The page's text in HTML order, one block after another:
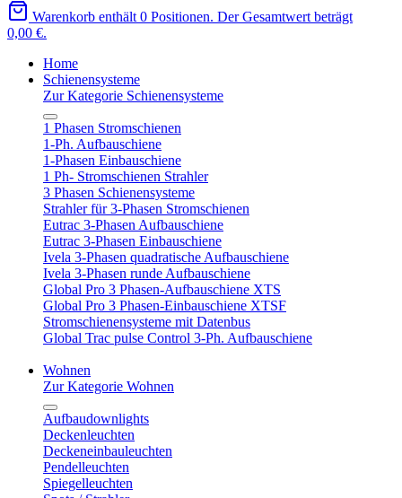
Warenkorb enthält 0 Positionen. Der Gesamtwert beträgt
0,00 €.
Home
Schienensysteme
Zur Kategorie Schienensysteme
1 Phasen Stromschienen
1-Ph. Aufbauschiene
1-Phasen Einbauschiene
1 Ph- Stromschienen Strahler
3 Phasen Schienensysteme
Strahler für 3-Phasen Stromschienen
Eutrac 3-Phasen Aufbauschiene
Eutrac 3-Phasen Einbauschiene
Ivela 3-Phasen quadratische Aufbauschiene
Ivela 3-Phasen runde Aufbauschiene
Global Pro 3 Phasen-Aufbauschiene XTS
Global Pro 3 Phasen-Einbauschiene XTSF
Stromschienensysteme mit Datenbus
Global Trac pulse Control 3-Ph. Aufbauschiene
Wohnen
Zur Kategorie Wohnen
Aufbaudownlights
Deckenleuchten
Deckeneinbauleuchten
Pendelleuchten
Spiegelleuchten